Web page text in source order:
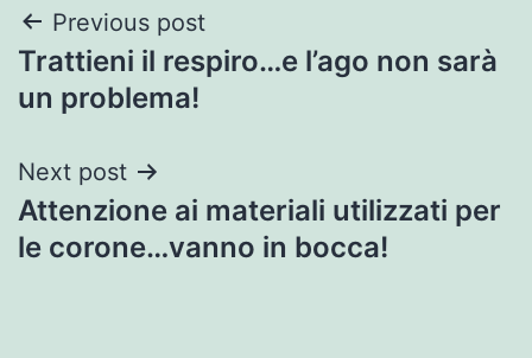
Post
navigation
Previous post
Trattieni il respiro…e l’ago non sarà
un problema!
Next post
Attenzione ai materiali utilizzati per
le corone…vanno in bocca!